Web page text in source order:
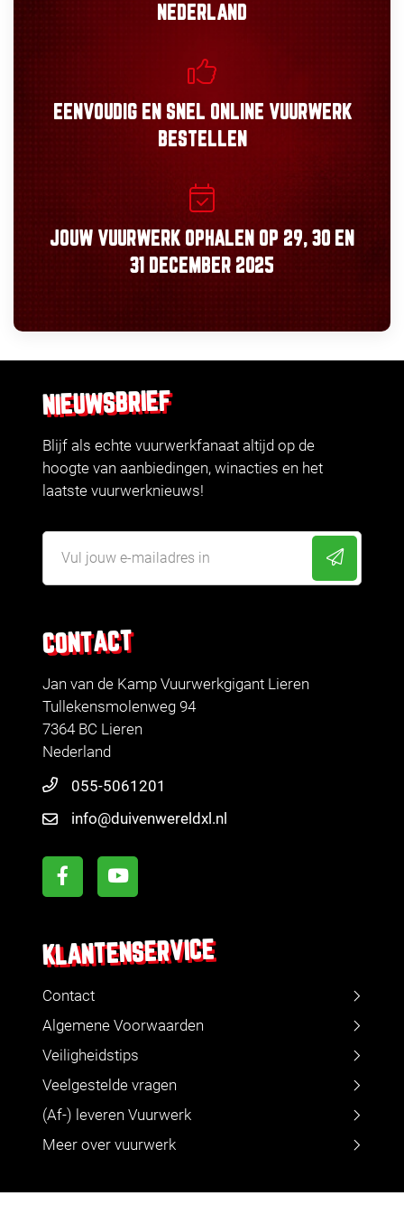
NEDERLAND
EENVOUDIGEN SNEL ONLINE VUURWERK
BESTELLEN
JOUW VUURWERK OPHALEN OP 29, 30 EN
31 DECEMBER 2025
CONTACT
Jan van de Kamp Vuurwerkgigant Lieren
Tullekensmolenweg 94
7364 BC Lieren
Nederland
055-5061201
info@duivenwereldxl.nl
KLANTENSERVICE
Contact
Algemene Voorwaarden
Veiligheidstips
Veelgestelde vragen
(Af-) leveren Vuurwerk
Meer over vuurwerk
NIEUWSBRIEF
Blijf als echte vuurwerkfanaat altijd op de
hoogte van aanbiedingen, winacties en het
laatste vuurwerknieuws!